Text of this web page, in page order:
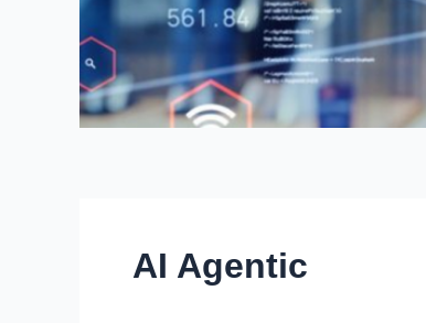
AI Agentic